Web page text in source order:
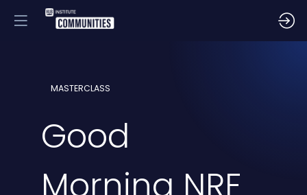
MASTERCLASS
Good
Morning NRF